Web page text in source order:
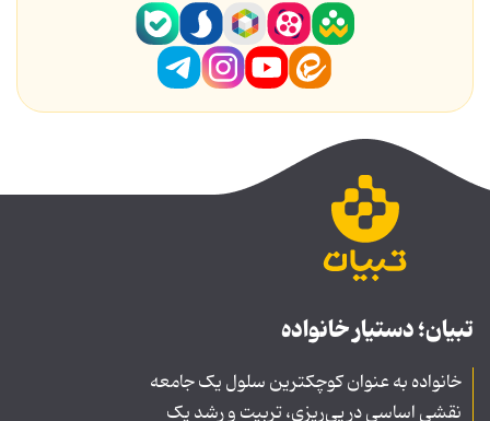
تبیان؛ دستیار خانواده
خانواده به عنوان کوچکترین سلول یک جامعه
نقشی اساسی در پی‌ریزی، تربیت و رشد یک